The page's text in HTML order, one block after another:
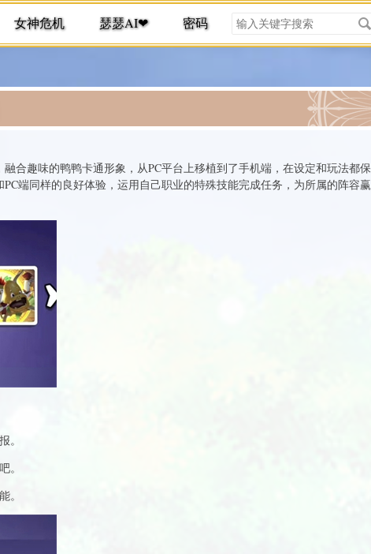
女神危机 瑟瑟AI❤ 密码
搜
索
关
合趣味的鸭鸭卡通形象，从PC平台上移植到了手机端，在设定和玩法都保
端同样的良好体验，运用自己职业的特殊技能完成任务，为所属的阵容赢
。
。
。